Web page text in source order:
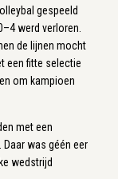
gespeeld
werd verloren.
de lijnen mocht
een fitte selectie
om kampioen
met een
was géén eer
wedstrijd